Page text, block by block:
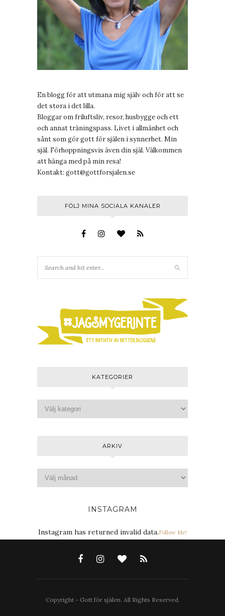
En blogg för att utmana mig själv och för att se
det stora i det lilla.
Bloggar om friluftsliv, resor, husbygge och ett
och annat träningspass. Livet i allmänhet och
sånt som gör gott för själen i synnerhet. Min
själ. Förhoppningsvis även din själ. Välkommen
att hänga med på min resa!
Kontakt: gott@gottforsjalen.se
FÖLJ MINA SOCIALA KANALER
KATEGORIER
ARKIV
INSTAGRAM
Instagram has returned invalid data.Follow Me!
Copyright - Gott för själen. All Rights Reserved.